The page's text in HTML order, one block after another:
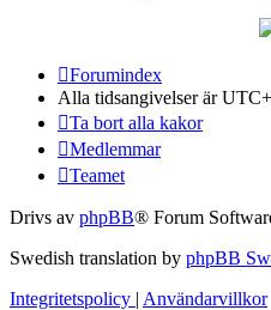
Forumindex
Alla tidsangivelser är
Ta bort alla kakor
Medlemmar
Teamet
Drivs av phpBB® Forum
Swedish translation by phpBB
Integritetspolicy Användarvillkor